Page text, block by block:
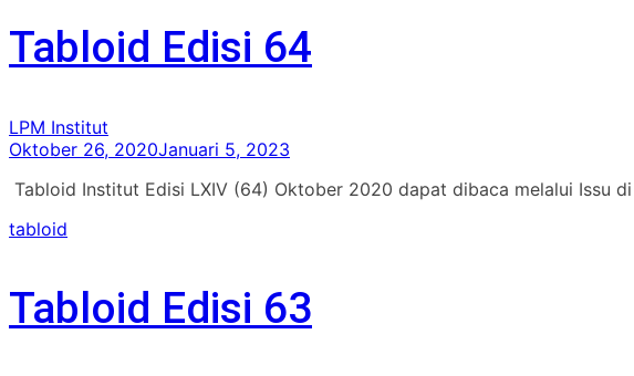
Tabloid Edisi 64
LPM Institut
Oktober 26, 2020Januari 5, 2023
Tabloid Institut Edisi LXIV (64) Oktober 2020 dapat dibaca melalui Issu
tabloid
Tabloid Edisi 63